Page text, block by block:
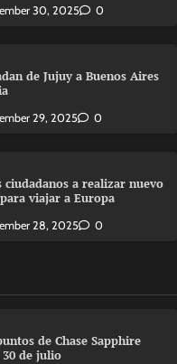
30, 2025 0
de Jujuy a Buenos Aires
29, 2025 0
ciudadanos a realizar nuevo
viajar a Europa
28, 2025 0
de Chase Sapphire
de julio